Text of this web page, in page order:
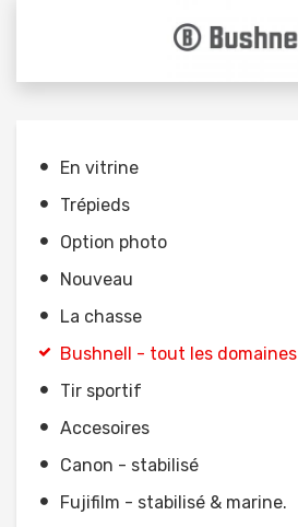
En vitrine
Trépieds
Option photo
Nouveau
La chasse
Bushnell - tout les domaines
Tir sportif
Accesoires
Canon - stabilisé
Fujifilm - stabilisé & marine.